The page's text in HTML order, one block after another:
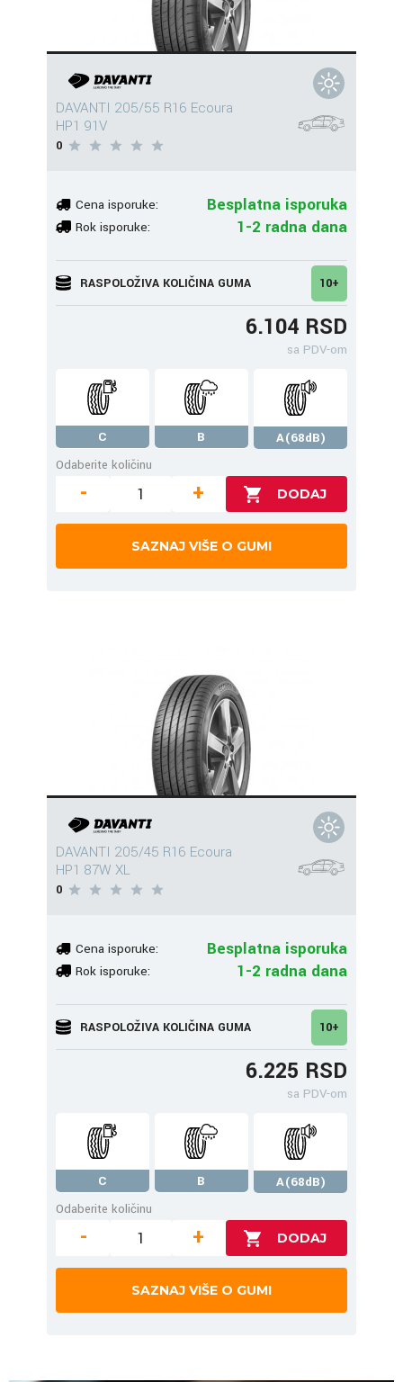
DAVANTI 205/55 R16 Ecoura
HP1 91V
0
Cena isporuke: Besplatna isporuka
Rok isporuke: 1-2 radna dana
RASPOLOŽIVA KOLIČINA GUMA 10+
6.104 RSD
sa PDV-om
C B
A(68dB)
Odaberite količinu
- +
SAZNAJ VIŠE O GUMI
DAVANTI 205/45 R16 Ecoura
HP1 87W XL
0
Cena isporuke: Besplatna isporuka
Rok isporuke: 1-2 radna dana
RASPOLOŽIVA KOLIČINA GUMA 10+
6.225 RSD
sa PDV-om
C B
A(68dB)
Odaberite količinu
- +
SAZNAJ VIŠE O GUMI